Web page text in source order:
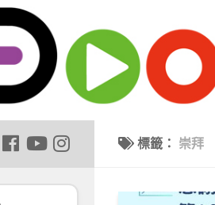
標籤： 崇拜